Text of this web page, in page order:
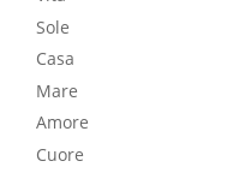
Sole
Casa
Mare
Amore
Cuore